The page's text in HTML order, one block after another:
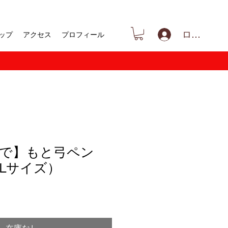
プ アクセス プロフィール ログイン
】もと弓ペン
サイズ）